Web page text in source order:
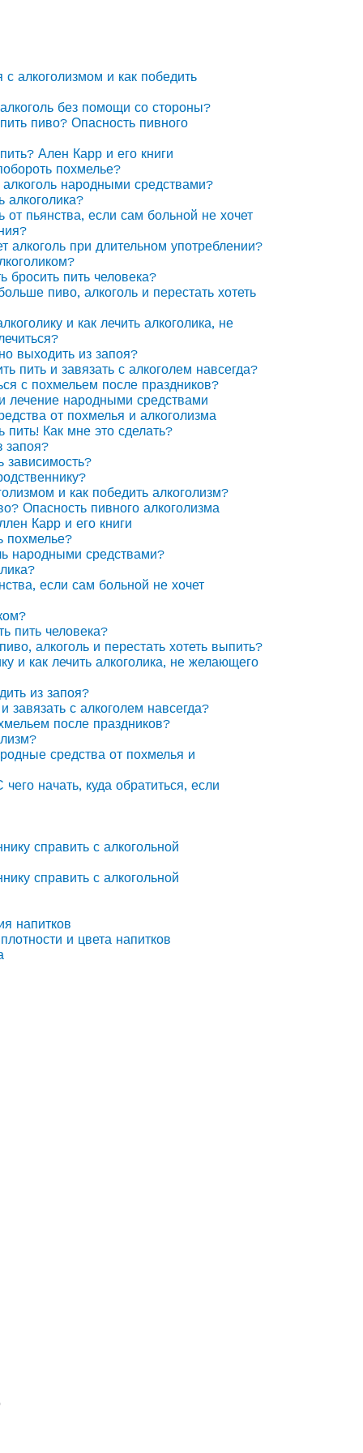
с алкоголизмом и как победить
без помощи со стороны?
пиво? Опасность пивного
Ален Карр и его книги
похмелье?
народными средствами?
алкоголика?
от пьянства, если сам больной не хочет
алкоголь при длительном употреблении?
бросить пить человека?
пиво, алкоголь и перестать хотеть
и как лечить алкоголика, не
выходить из запоя?
пить и завязать с алкоголем навсегда?
с похмельем после праздников?
лечение народными средствами
от похмелья и алкоголизма
пить! Как мне это сделать?
запоя?
зависимость?
и как победить алкоголизм?
Опасность пивного алкоголизма
Карр и его книги
похмелье?
народными средствами?
если сам больной не хочет
пить человека?
алкоголь и перестать хотеть выпить?
и как лечить алкоголика, не желающего
из запоя?
завязать с алкоголем навсегда?
после праздников?
средства от похмелья и
начать, куда обратиться, если
справить с алкогольной
справить с алкогольной
напитков
и цвета напитков